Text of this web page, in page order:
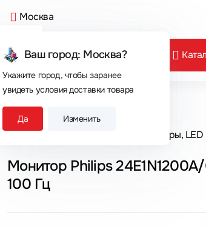
Москва
Ваш город: Москва?
Укажите город, чтобы заранее
увидеть условия доставки товара
Да Изменить
Сегодня покупают
Главная Мониторы,
Монитор Philips
100 Гц